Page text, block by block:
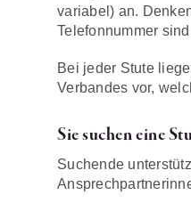
variabel) an.
Telefonnummer
Bei jeder Stute
Verbandes vor,
Sie suchen eine
Suchende